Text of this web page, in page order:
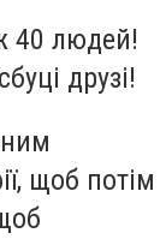
40 людей!
друзі!
щоб потім